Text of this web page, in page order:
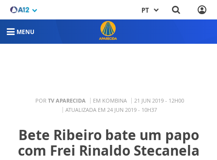
PT
MENU
POR TV APARECIDA EM KOMBINA
21 JUN 2019 - 12H00
ATUALIZADA EM 24 JUN 2019 - 10H37
Bete Ribeiro bate um papo
com Frei Rinaldo Stecanela